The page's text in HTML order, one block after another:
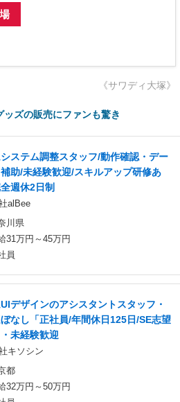
《サワディ大塚》
ッズの販売にファンも驚き
ステム調整スタッフ/動作確認・デー
助/未経験歓迎/スキルアップ研修あ
週休2日制
alBee
川県
31万円～45万円
員
デザインのアシスタントスタッフ・
なし「正社員/年間休日125日/SE志望
未経験歓迎
キソシン
都
32万円～50万円